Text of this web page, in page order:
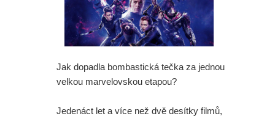
Jak dopadla bombastická tečka za jednou
velkou marvelovskou etapou?
Jedenáct let a více než dvě desítky filmů,